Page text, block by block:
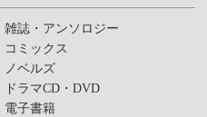
雑誌・アンソロジー
コミックス
ノベルズ
ドラマCD・DVD
電子書籍